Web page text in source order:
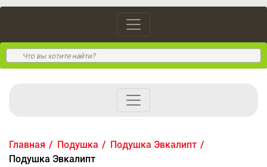
Главная Подушка
Подушка Эвкалипт
Подушка Эвкалипт